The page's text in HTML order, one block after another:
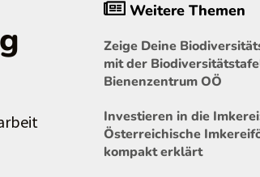
Weitere Themen
Zeige Deine
mit der
Bienenzentrum OÖ
Investieren in die
Österreichische
kompakt erklärt